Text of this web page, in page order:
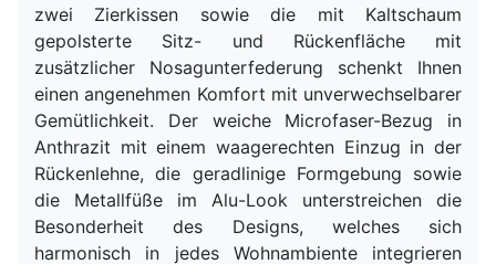
zwei Zierkissen sowie die mit Kaltschaum
gepolsterte Sitz- und Rückenfläche mit
zusätzlicher Nosagunterfederung schenkt Ihnen
einen angenehmen Komfort mit unverwechselbarer
Gemütlichkeit. Der weiche Microfaser-Bezug in
Anthrazit mit einem waagerechten Einzug in der
Rückenlehne, die geradlinige Formgebung sowie
die Metallfüße im Alu-Look unterstreichen die
Besonderheit des Designs, welches sich
harmonisch in jedes Wohnambiente integrieren